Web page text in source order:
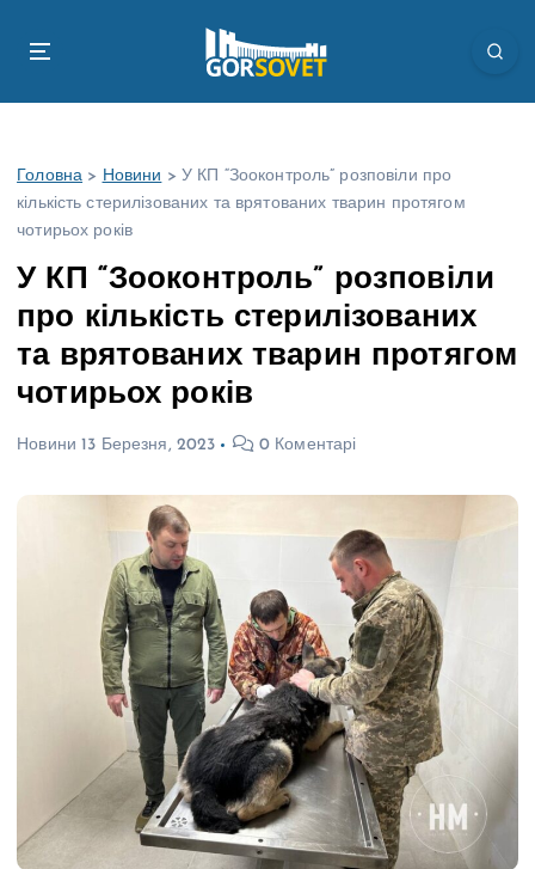
Головна > Новини > У КП “Зооконтроль” розповіли про
кількість стерилізованих та врятованих тварин протягом
чотирьох років
У КП “Зооконтроль” розповіли
про кількість стерилізованих
та врятованих тварин протягом
чотирьох років
Новини 13 Березня, 2023 0 Коментарі